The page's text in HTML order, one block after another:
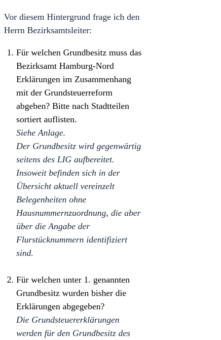
Vor diesem Hintergrund frage ich den
Herrn Bezirksamtsleiter:
Für welchen Grundbesitz muss das
Bezirksamt Hamburg-Nord
Erklärungen im Zusammenhang
mit der Grundsteuerreform
abgeben? Bitte nach Stadtteilen
sortiert auflisten.
Siehe Anlage.
Der Grundbesitz wird gegenwärtig
seitens des LIG aufbereitet.
Insoweit befinden sich in der
Übersicht aktuell vereinzelt
Belegenheiten ohne
Hausnummernzuordnung, die aber
über die Angabe der
Flurstücknummern identifiziert
sind.
Für welchen unter 1. genannten
Grundbesitz wurden bisher die
Erklärungen abgegeben?
Die Grundsteuererklärungen
werden für den Grundbesitz des